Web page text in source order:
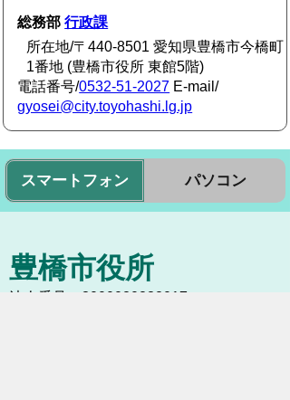
総務部行政課
所在地/〒440-8501 愛知県豊橋市今橋町
1番地 (豊橋市役所 東館5階)
電話番号/0532-51-2027 E-mail/
gyosei@city.toyohashi.lg.jp
スマートフォン パソコン
豊橋市役所
法人番号：3000020232017